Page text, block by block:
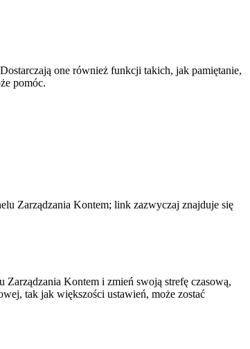
one również funkcji takich, jak pamiętanie,
pomóc.
Zarządzania Kontem; link zazwyczaj znajduje się
Kontem i zmień swoją strefę czasową,
tak jak większości ustawień, może zostać